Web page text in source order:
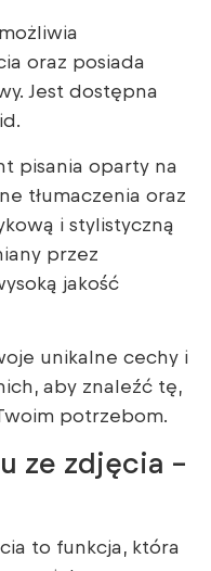
oraz posiada
Jest dostępna
pisania oparty na
tłumaczenia oraz
i stylistyczną
przez
jakość
unikalne cechy i
aby znaleźć tę,
potrzebom.
ze zdjęcia –
to funkcja, która